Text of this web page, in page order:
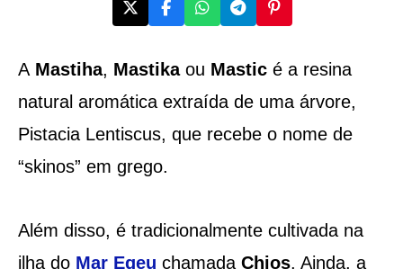
AMastiha, Mastikaou Masticé a resina
natural aromática extraída de uma árvore,
Pistacia Lentiscus, que recebe o nome de
“skinos” em grego.
Além disso, é tradicionalmente cultivada na
ilha doMar Egeu chamadaChios. Ainda, a